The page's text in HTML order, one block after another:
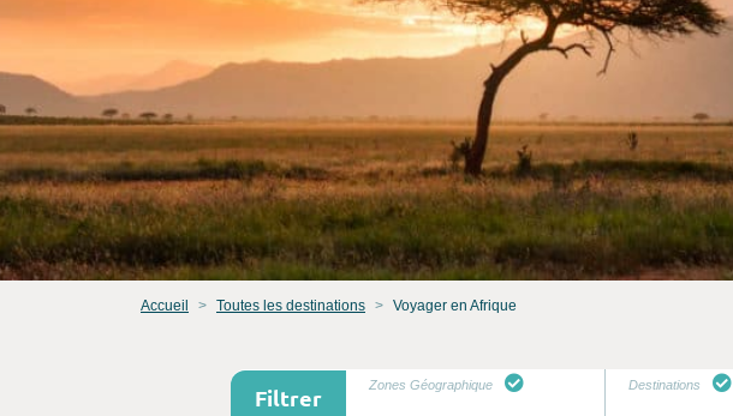
Accueil Toutes les destinations Voyager en Afrique
Filtrer Zones Géographique Destinations